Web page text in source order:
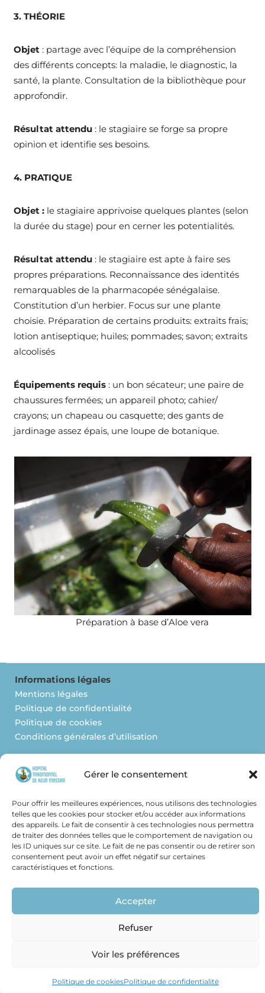
Gérer le consentement
Pour offrir les meilleures expériences, nous utilisons des technologies
telles que les cookies pour stocker et/ou accéder aux informations
des appareils. Le fait de consentir à ces technologies nous permettra
de traiter des données telles que le comportement de navigation ou
les ID uniques sur ce site. Le fait de ne pas consentir ou de retirer son
consentement peut avoir un effet négatif sur certaines
caractéristiques et fonctions.
Accepter
Refuser
Voir les préférences
Politique de cookiesPolitique de confidentialité
3. THÉORIE
Objet : partage avec l’équipe de la compréhension
des différents concepts: la maladie, le diagnostic, la
santé, la plante. Consultation de la bibliothèque pour
approfondir.
Résultat attendu : le stagiaire se forge sa propre
opinion et identifie ses besoins.
4. PRATIQUE
Objet : le stagiaire apprivoise quelques plantes (selon
la durée du stage) pour en cerner les potentialités.
Résultat attendu : le stagiaire est apte à faire ses
propres préparations. Reconnaissance des identités
remarquables de la pharmacopée sénégalaise.
Constitution d’un herbier. Focus sur une plante
choisie. Préparation de certains produits: extraits frais;
lotion antiseptique; huiles; pommades; savon; extraits
alcoolisés
Équipements requis : un bon sécateur; une paire de
chaussures fermées; un appareil photo; cahier/
crayons; un chapeau ou casquette; des gants de
jardinage assez épais, une loupe de botanique.
Préparation à base d’Aloe vera
Informations légales
Mentions légales
Politique de confidentialité
Politique de cookies
Conditions générales d’utilisation
htkm61@hotmail.com
Facebook
blogspot